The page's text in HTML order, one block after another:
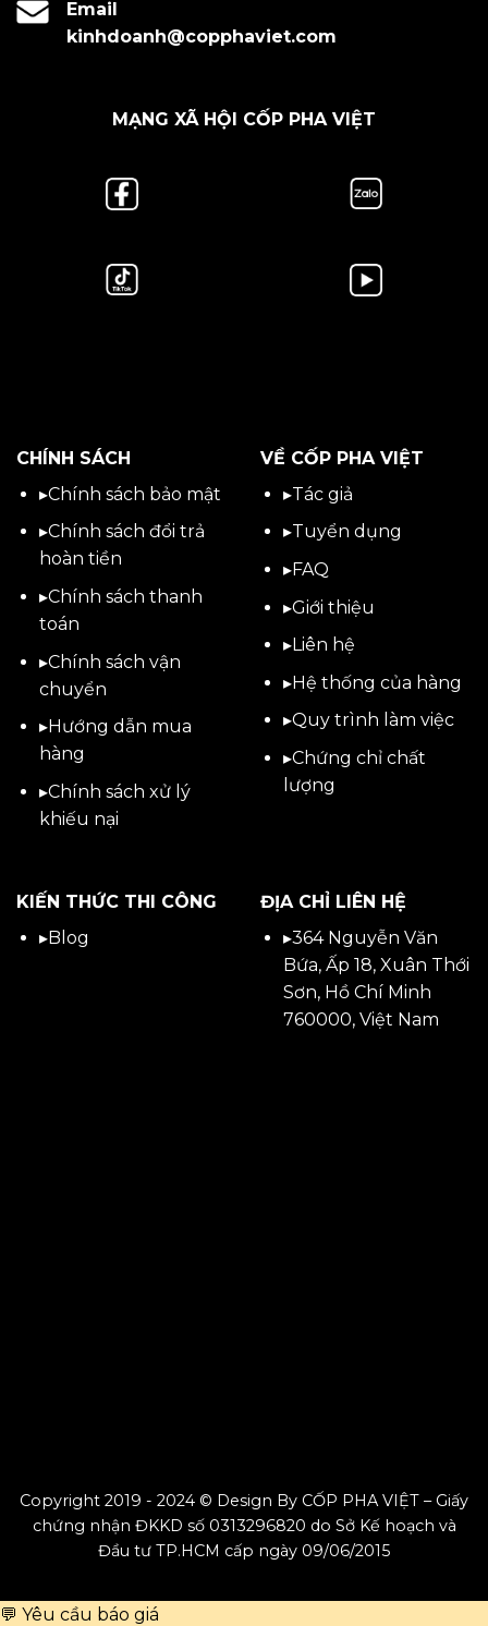
Email
kinhdoanh@copphaviet.com
MẠNG XÃ HỘI CỐP PHA VIỆT
CHÍNH SÁCH
▸Chính sách bảo mật
▸Chính sách đổi trả
hoàn tiền
▸Chính sách thanh
toán
▸Chính sách vận
chuyển
▸Hướng dẫn mua
hàng
▸Chính sách xử lý
khiếu nại
VỀ CỐP PHA VIỆT
▸Tác giả
▸Tuyển dụng
▸FAQ
▸Giới thiệu
▸Liên hệ
▸Hệ thống của hàng
▸Quy trình làm việc
▸Chứng chỉ chất
lượng
KIẾN THỨC THI CÔNG
▸Blog
ĐỊA CHỈ LIÊN HỆ
▸364 Nguyễn Văn
Bứa, Ấp 18, Xuân Thới
Sơn, Hồ Chí Minh
760000, Việt Nam
Copyright 2019 - 2024 © Design By CỐP PHA VIỆT – Giấy
chứng nhận ĐKKD số 0313296820 do Sở Kế hoạch và
Đầu tư TP.HCM cấp ngày 09/06/2015
💬 Yêu cầu báo giá